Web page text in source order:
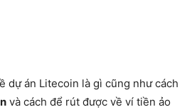
dự án Litecoin là gì cũng như cách
và cách để rút được về ví tiền ảo